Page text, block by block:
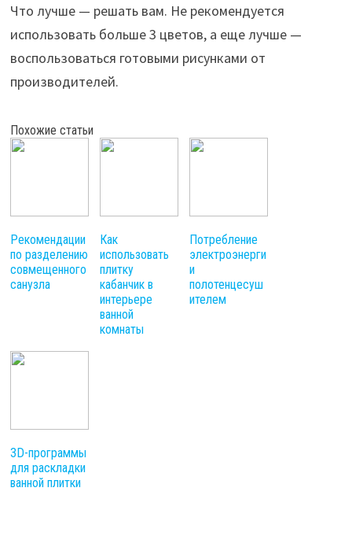
Что лучше — решать вам. Не рекомендуется
использовать больше 3 цветов, а еще лучше —
воспользоваться готовыми рисунками от
производителей.
Похожие статьи
Рекомендации
по разделению
совмещенного
санузла
Как
использовать
плитку
кабанчик в
интерьере
ванной
комнаты
Потребление
электроэнерги
и
полотенцесуш
ителем
3D-программы
для раскладки
ванной плитки